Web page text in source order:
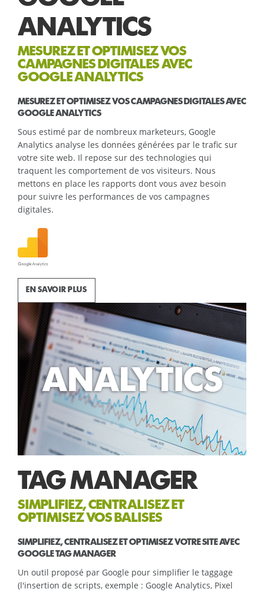
ANALYTICS
MESUREZ ET OPTIMISEZ VOS
CAMPAGNES DIGITALES AVEC
GOOGLE ANALYTICS
MESUREZ ET OPTIMISEZ VOS CAMPAGNES DIGITALES AVEC
GOOGLE ANALYTICS
Sous estimé par de nombreux marketeurs, Google
Analytics analyse les données générées par le trafic sur
votre site web. Il repose sur des technologies qui
traquent les comportement de vos visiteurs. Nous
mettons en place les rapports dont vous avez besoin
pour suivre les performances de vos campagnes
digitales.
EN SAVOIR PLUS
TAG MANAGER
SIMPLIFIEZ, CENTRALISEZ ET
OPTIMISEZ VOS BALISES
SIMPLIFIEZ, CENTRALISEZ ET OPTIMISEZ VOTRE SITE AVEC
GOOGLE TAG MANAGER
Un outil proposé par Google pour simplifier le taggage
(l'insertion de scripts, exemple : Google Analytics, Pixel